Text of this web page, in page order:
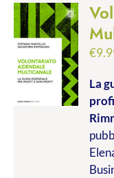
€
La